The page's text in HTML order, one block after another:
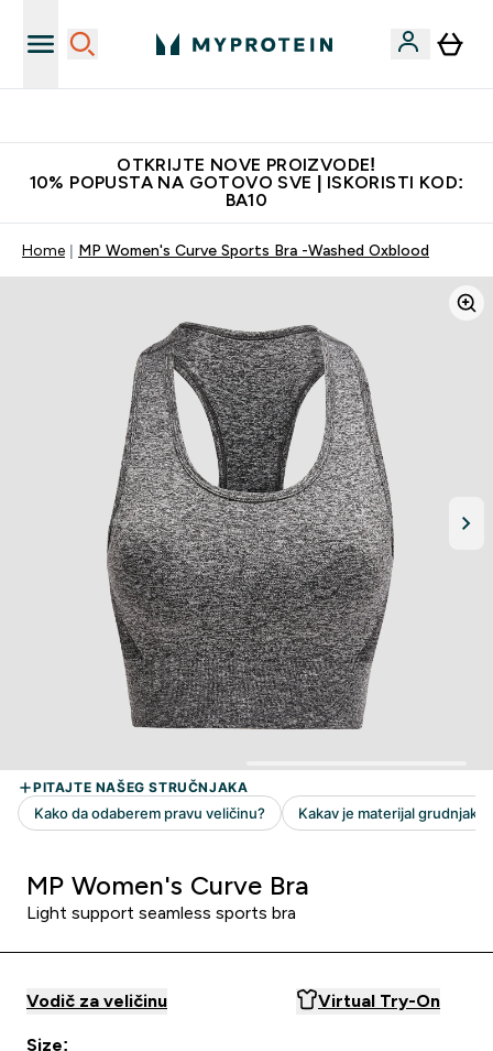
OTKRIJTE NOVE PROIZVODE!
10% POPUSTA NA GOTOVO SVE | ISKORISTI KOD:
BA10
Home MP Women's Curve Sports Bra -Washed Oxblood
MP Women's Curve Bra
Light support seamless sports bra
Vodič za veličinu Virtual Try-On
Size: